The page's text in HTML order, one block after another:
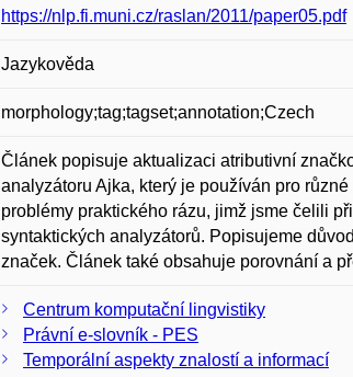
https://nlp.fi.muni.cz/raslan/2011/paper05.pdf
Jazykověda
morphology;tag;tagset;annotation;Czech
Článek popisuje aktualizaci atributivní
analyzátoru Ajka, který je používán pro
problémy praktického rázu, jimž jsme čelili
syntaktických analyzátorů. Popisujeme
značek. Článek také obsahuje porovnání a
Centrum komputační lingvistiky
Právní e-slovník - PES
Temporální aspekty znalostí a informací